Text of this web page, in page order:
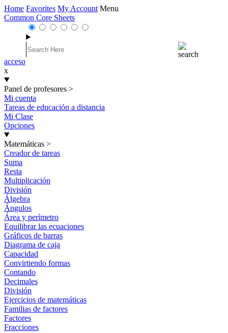
Home Favorites My Account Menu
Common Core Sheets
acceso
x
Panel de profesores >
Mi cuenta
Tareas de educación a distancia
Mi Clase
Opciones
Matemáticas >
Creador de tareas
Suma
Resta
Multiplicación
División
Álgebra
Ángulos
Área y perímetro
Equilibrar las ecuaciones
Gráficos de barras
Diagrama de caja
Capacidad
Convirtiendo formas
Contando
Decimales
División
Ejercicios de matemáticas
Familias de factores
Factores
Fracciones